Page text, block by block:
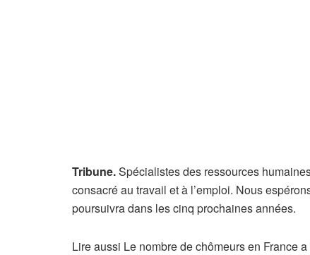
Tribune.Spécialistes des ressources
consacré au travail et à l’emploi. Nous
poursuivra dans les cinq prochaines années.
Lire aussi Le nombre de chômeurs en France